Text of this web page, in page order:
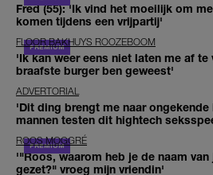
Fred (55): 'Ik vind het moeilijk om
komen tijdens een vrijpartij'
FLOOR BAKHUYS ROOZEBOOM
'Ik kan weer eens niet laten me af
braafste burger ben geweest'
ADVERTORIAL
'Dit ding brengt me naar
mannen testen dit hightech
ROOS MOGGRÉ
'"Roos, waarom heb je de naam
gezet?" vroeg mijn vriendin'